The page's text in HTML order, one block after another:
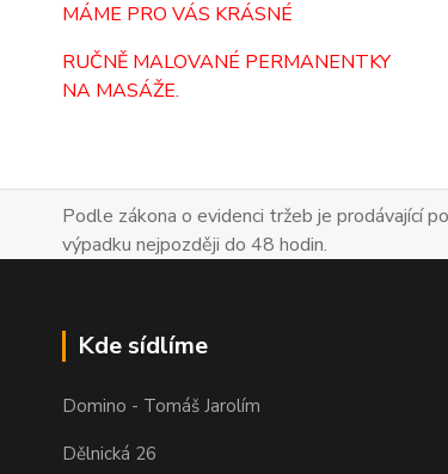
MÁME PRO VÁS KRÁSNÉ
RUČNĚ MALOVANÉ PERMANENTKY
NA MASÁŽE.
Podle zákona o evidenci tržeb je prodávající
výpadku nejpozději do 48 hodin.
Kde sídlíme
Domino - Tomáš Jarolím
Dělnická 26